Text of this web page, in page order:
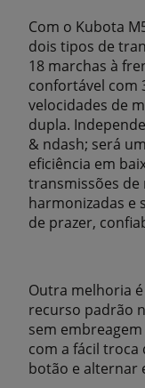
Com o Kubota
dois tipos de
18 marchas à
confortável com
velocidades de
dupla.
& ndash; será
eficiência em
transmissões
harmonizadas e
de prazer,
Outra melhoria
recurso padrão
sem
com a fácil troca
botão e alternar